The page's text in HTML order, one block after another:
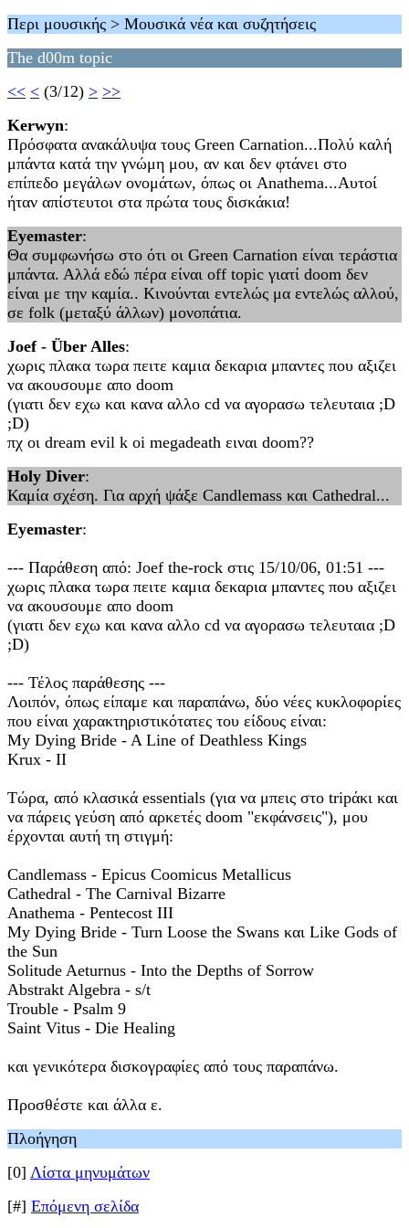
Περι μουσικής > Μουσικά νέα και συζητήσεις
The d00m topic
<< < (3/12) > >>
Kerwyn:
Πρόσφατα ανακάλυψα τους Green Carnation...Πολύ καλή
μπάντα κατά την γνώμη μου, αν και δεν φτάνει στο
επίπεδο μεγάλων ονομάτων, όπως οι Anathema...Αυτοί
ήταν απίστευτοι στα πρώτα τους δισκάκια!
Eyemaster:
Θα συμφωνήσω στο ότι οι Green Carnation είναι τεράστια
μπάντα. Αλλά εδώ πέρα είναι off topic γιατί doom δεν
είναι με την καμία.. Κινούνται εντελώς μα εντελώς αλλού,
σε folk (μεταξύ άλλων) μονοπάτια.
Joef - Über Alles:
χωρις πλακα τωρα πειτε καμια δεκαρια μπαντες που αξιζει
να ακουσουμε απο doom
(γιατι δεν εχω και κανα αλλο cd να αγορασω τελευταια ;D
;D)
πχ οι dream evil k oi megadeath ειναι doom??
Holy Diver:
Καμία σχέση. Για αρχή ψάξε Candlemass και Cathedral...
Eyemaster:
--- Παράθεση από: Joef the-rock στις 15/10/06, 01:51 ---
χωρις πλακα τωρα πειτε καμια δεκαρια μπαντες που αξιζει
να ακουσουμε απο doom
(γιατι δεν εχω και κανα αλλο cd να αγορασω τελευταια ;D
;D)
--- Τέλος παράθεσης ---
Λοιπόν, όπως είπαμε και παραπάνω, δύο νέες κυκλοφορίες
που είναι χαρακτηριστικότατες του είδους είναι:
My Dying Bride - A Line of Deathless Kings
Krux - II
Τώρα, από κλασικά essentials (για να μπεις στο tripάκι και
να πάρεις γεύση από αρκετές doom "εκφάνσεις"), μου
έρχονται αυτή τη στιγμή:
Candlemass - Epicus Coomicus Metallicus
Cathedral - The Carnival Bizarre
Anathema - Pentecost III
My Dying Bride - Turn Loose the Swans και Like Gods of
the Sun
Solitude Aeturnus - Into the Depths of Sorrow
Abstrakt Algebra - s/t
Trouble - Psalm 9
Saint Vitus - Die Healing
και γενικότερα δισκογραφίες από τους παραπάνω.
Προσθέστε και άλλα ε.
Πλοήγηση
[0] Λίστα μηνυμάτων
[#] Επόμενη σελίδα